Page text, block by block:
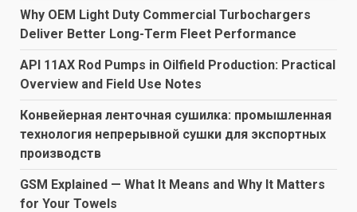
Why OEM Light Duty Commercial Turbochargers
Deliver Better Long-Term Fleet Performance
API 11AX Rod Pumps in Oilfield Production: Practical
Overview and Field Use Notes
Конвейерная ленточная сушилка: промышленная
технология непрерывной сушки для экспортных
производств
GSM Explained — What It Means and Why It Matters
for Your Towels